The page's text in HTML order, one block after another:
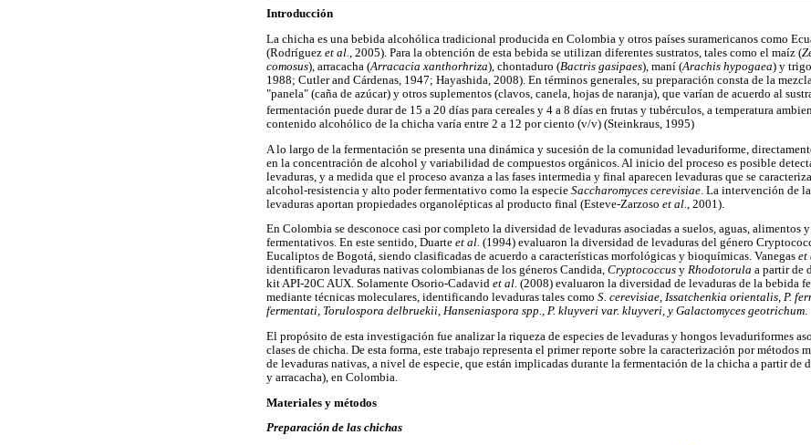
Introducción
La chicha es una bebida alcohólica tradicional producida en Colombia y otros países suramericanos como
(Rodríguez et al., 2005). Para la obtención de esta bebida se utilizan diferentes sustratos, tales como el maíz (
comosus), arracacha (Arracacia xanthorhriza), chontaduro (Bactris gasipaes), maní (Arachis hypogaea) y
1988; Cutler and Cárdenas, 1947; Hayashida, 2008). En términos generales, su preparación consta de la
"panela" (caña de azúcar) y otros suplementos (clavos, canela, hojas de naranja), que varían de acuerdo al
fermentación puede durar de 15 a 20 días para cereales y 4 a 8 días en frutas y tubérculos, a temperatura
contenido alcohólico de la chicha varía entre 2 a 12 por ciento (v/v) (Steinkraus, 1995)
A lo largo de la fermentación se presenta una dinámica y sucesión de la comunidad levaduriforme,
en la concentración de alcohol y variabilidad de compuestos orgánicos. Al inicio del proceso es posible
levaduras, y a medida que el proceso avanza a las fases intermedia y final aparecen levaduras que se
alcohol-resistencia y alto poder fermentativo como la especie Saccharomyces cerevisiae . La intervención de
levaduras aportan propiedades organolépticas al producto final (Esteve-Zarzoso et al.
, 2001).
En Colombia se desconoce casi por completo la diversidad de levaduras asociadas a suelos, aguas, alimentos
fermentativos. En este sentido, Duarte et al. (1994) evaluaron la diversidad de levaduras del género
Eucaliptos de Bogotá, siendo clasificadas de acuerdo a características morfológicas y bioquímicas. Vanegas et
identificaron levaduras nativas colombianas de los géneros Candida, Cryptococcus y Rhodotorula a partir de
kit API-20C AUX. Solamente Osorio-Cadavid et al. (2008) evaluaron la diversidad de levaduras de la bebida
mediante técnicas moleculares, identificando levaduras tales como S. cerevisiae, Issatchenkia orientalis, P.
fermentati, Torulospora delbruekii, Hanseniaspora spp., P. kluyveri var. kluyveri, y Galactomyces geotrichum.
El propósito de esta investigación fue analizar la riqueza de especies de levaduras y hongos levaduriformes
clases de chicha. De esta forma, este trabajo representa el primer reporte sobre la caracterización por métodos
de levaduras nativas, a nivel de especie, que están implicadas durante la fermentación de la chicha a partir de
y arracacha), en Colombia.
Materiales y métodos
Preparación de las chichas